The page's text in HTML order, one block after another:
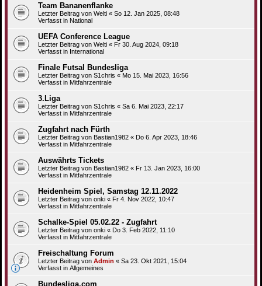
Team Bananenflanke
Letzter Beitrag von Welti « So 12. Jan 2025, 08:48
Verfasst in National
UEFA Conference League
Letzter Beitrag von Welti « Fr 30. Aug 2024, 09:18
Verfasst in International
Finale Futsal Bundesliga
Letzter Beitrag von S1chris « Mo 15. Mai 2023, 16:56
Verfasst in Mitfahrzentrale
3.Liga
Letzter Beitrag von S1chris « Sa 6. Mai 2023, 22:17
Verfasst in Mitfahrzentrale
Zugfahrt nach Fürth
Letzter Beitrag von Bastian1982 « Do 6. Apr 2023, 18:46
Verfasst in Mitfahrzentrale
Auswährts Tickets
Letzter Beitrag von Bastian1982 « Fr 13. Jan 2023, 16:00
Verfasst in Mitfahrzentrale
Heidenheim Spiel, Samstag 12.11.2022
Letzter Beitrag von onki « Fr 4. Nov 2022, 10:47
Verfasst in Mitfahrzentrale
Schalke-Spiel 05.02.22 - Zugfahrt
Letzter Beitrag von onki « Do 3. Feb 2022, 11:10
Verfasst in Mitfahrzentrale
Freischaltung Forum
Letzter Beitrag von Admin « Sa 23. Okt 2021, 15:04
Verfasst in Allgemeines
Bundesliga.com